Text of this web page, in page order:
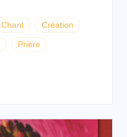
Chant Création
Prière